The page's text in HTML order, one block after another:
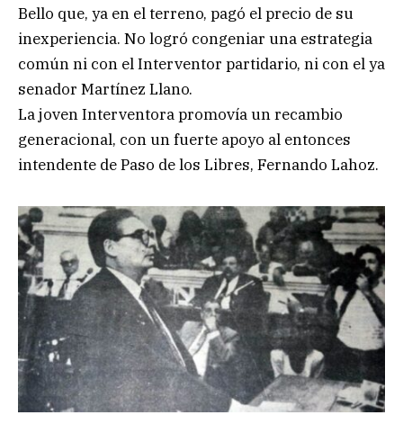
Bello que, ya en el terreno, pagó el precio de su
inexperiencia. No logró congeniar una estrategia
común ni con el Interventor partidario, ni con el ya
senador Martínez Llano.
La joven Interventora promovía un recambio
generacional, con un fuerte apoyo al entonces
intendente de Paso de los Libres, Fernando Lahoz.